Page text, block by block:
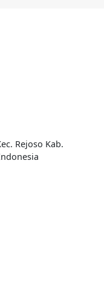
Rejoso Kab.